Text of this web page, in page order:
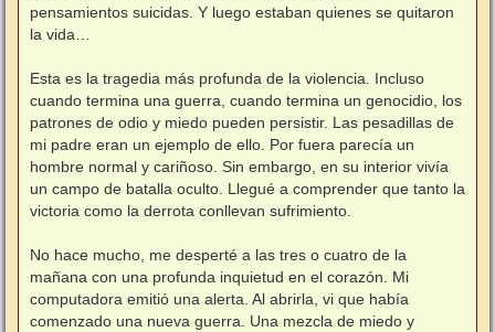
pensamientos suicidas. Y luego estaban quienes se quitaron
la vida…
Esta es la tragedia más profunda de la violencia. Incluso
cuando termina una guerra, cuando termina un genocidio, los
patrones de odio y miedo pueden persistir. Las pesadillas de
mi padre eran un ejemplo de ello. Por fuera parecía un
hombre normal y cariñoso. Sin embargo, en su interior vivía
un campo de batalla oculto. Llegué a comprender que tanto la
victoria como la derrota conllevan sufrimiento.
No hace mucho, me desperté a las tres o cuatro de la
mañana con una profunda inquietud en el corazón. Mi
computadora emitió una alerta. Al abrirla, vi que había
comenzado una nueva guerra. Una mezcla de miedo y